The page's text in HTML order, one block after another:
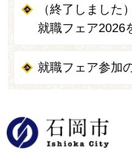
（終了しました
就職フェア2026
就職フェア参加